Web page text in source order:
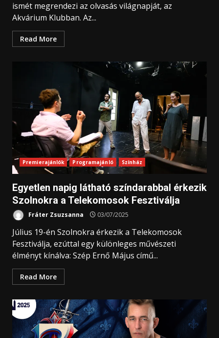
ismét megrendezi az olvasás világnapját, az
Akvárium Klubban. Az...
Read More
Premierajánlók Programajánló Színház
Egyetlen napig látható színdarabbal érkezik
Szolnokra a Telekomosok Fesztiválja
Fráter Zsuzsanna 03/07/2025
Július 19-én Szolnokra érkezik a Telekomosok
Fesztiválja, ezúttal egy különleges művészeti
élményt kínálva: Szép Ernő Május című...
Read More